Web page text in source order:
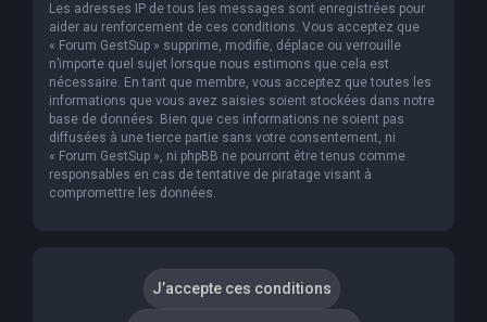
Les adresses IP de tous les messages sont enregistrées pour
aider au renforcement de ces conditions. Vous acceptez que
« Forum GestSup » supprime, modifie, déplace ou verrouille
n’importe quel sujet lorsque nous estimons que cela est
nécessaire. En tant que membre, vous acceptez que toutes les
informations que vous avez saisies soient stockées dans notre
base de données. Bien que ces informations ne soient pas
diffusées à une tierce partie sans votre consentement, ni
« Forum GestSup », ni phpBB ne pourront être tenus comme
responsables en cas de tentative de piratage visant à
compromettre les données.